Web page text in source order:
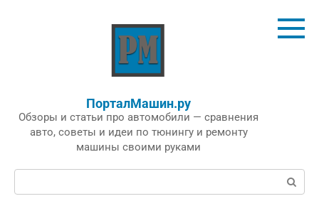
ПорталМашин.ру
Обзоры и статьи про автомобили — сравнения
авто, советы и идеи по тюнингу и ремонту
машины своими руками
Поиск: